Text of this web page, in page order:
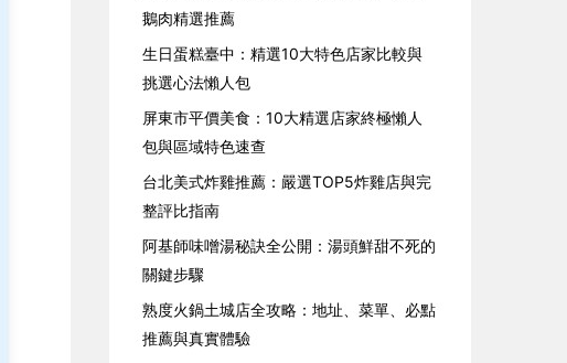
鵝肉精選推薦
生日蛋糕臺中：精選10大特色店家比較與
挑選心法懶人包
屏東市平價美食：10大精選店家終極懶人
包與區域特色速查
台北美式炸雞推薦：嚴選TOP5炸雞店與完
整評比指南
阿基師味噌湯秘訣全公開：湯頭鮮甜不死的
關鍵步驟
熟度火鍋土城店全攻略：地址、菜單、必點
推薦與真實體驗